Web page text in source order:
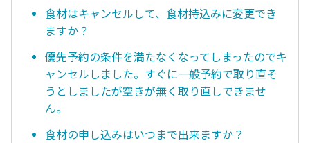
食材はキャンセルして、食材持込みに変更でき
ますか？
優先予約の条件を満たなくなってしまったのでキ
ャンセルしました。すぐに一般予約で取り直そ
うとしましたが空きが無く取り直しできませ
ん。
食材の申し込みはいつまで出来ますか？